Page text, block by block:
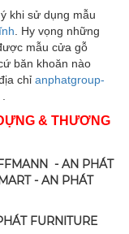
khi sử dụng mẫu
. Hy vọng những
mẫu cửa gỗ
băn khoăn nào
chỉ anphatgroup-
& THƯƠNG
- AN PHÁT
- AN PHÁT
FURNITURE